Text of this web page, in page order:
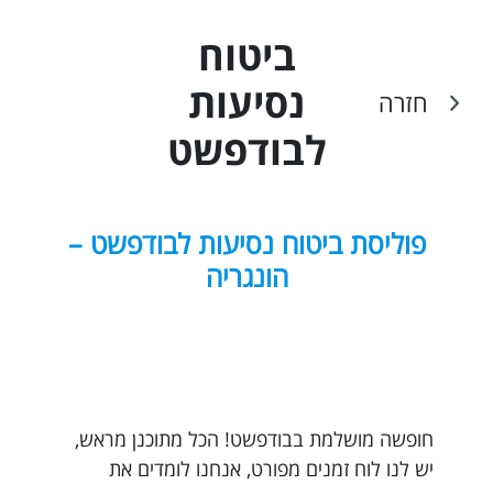
חזרה
ביטוח
נסיעות
לבודפשט
פוליסת ביטוח נסיעות לבודפשט –
הונגריה
חופשה מושלמת בבודפשט! הכל מתוכנן מראש,
יש לנו לוח זמנים מפורט, אנחנו לומדים את